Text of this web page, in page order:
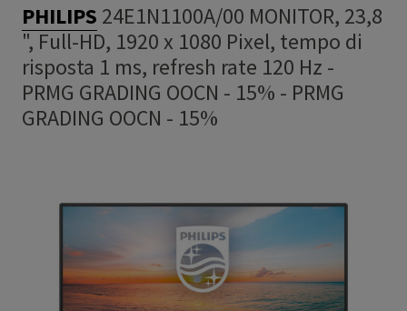
PHILIPS 24E1N1100A/00 MONITOR, 23,8
", Full-HD, 1920 x 1080 Pixel, tempo di
risposta 1 ms, refresh rate 120 Hz -
PRMG GRADING OOCN - 15% - PRMG
GRADING OOCN - 15%